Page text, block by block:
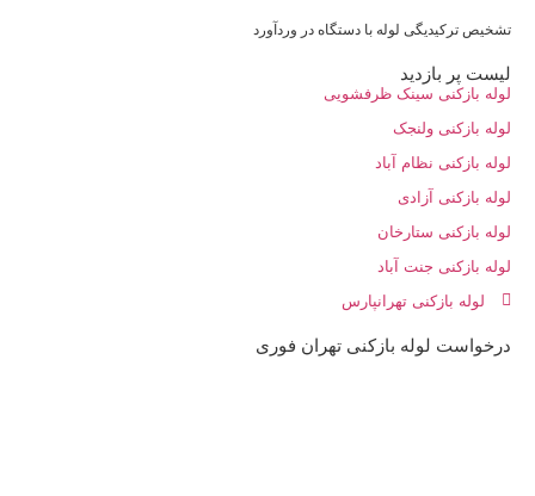
تشخیص ترکیدیگی لوله با دستگاه در وردآورد
لیست پر بازدید
لوله بازکنی سینک ظرفشویی
لوله بازکنی ولنجک
لوله بازکنی نظام آباد
لوله بازکنی آزادی
لوله بازکنی ستارخان
لوله بازکنی جنت آباد
لوله بازکنی تهرانپارس
درخواست لوله بازکنی تهران فوری